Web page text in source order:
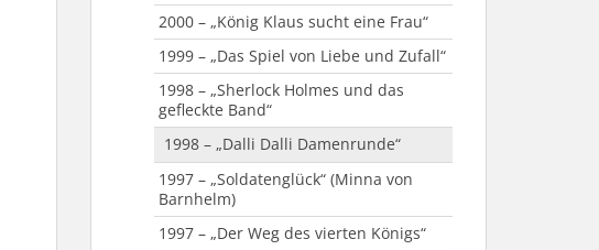
2009 – „Die Weihnachsmann-Falle“
2008 – „Ein Inspektor kommt“
2007 – Passionsspiel
2007 – „Die Perle Anna“
2006 – „Großer Gott, wir loben Dich“
2000 – „König Klaus sucht eine Frau“
1999 – „Das Spiel von Liebe und Zufall“
1998 – „Sherlock Holmes und das
gefleckte Band“
1998 – „Dalli Dalli Damenrunde“
1997 – „Soldatenglück“ (Minna von
Barnhelm)
1997 – „Der Weg des vierten Königs“